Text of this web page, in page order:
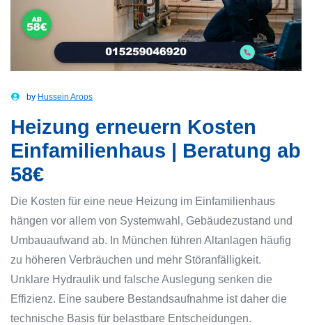
by Hussein Aroos
Heizung erneuern Kosten
Einfamilienhaus | Beratung ab
58€
Die Kosten für eine neue Heizung im Einfamilienhaus
hängen vor allem von Systemwahl, Gebäudezustand und
Umbauaufwand ab. In München führen Altanlagen häufig
zu höheren Verbräuchen und mehr Störanfälligkeit.
Unklare Hydraulik und falsche Auslegung senken die
Effizienz. Eine saubere Bestandsaufnahme ist daher die
technische Basis für belastbare Entscheidungen.